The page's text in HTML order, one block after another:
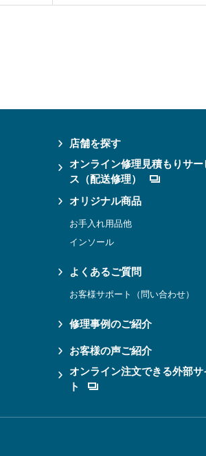
店舗を探す
オンライン修理見積もりサー
ス（配送修理）
オリジナル商品
お手入れ用品他
インソール
よくあるご質問
お客様サポート（問い合わせ）
修理事例のご紹介
お客様の声ご紹介
オンライン注文できる外部サ
ト